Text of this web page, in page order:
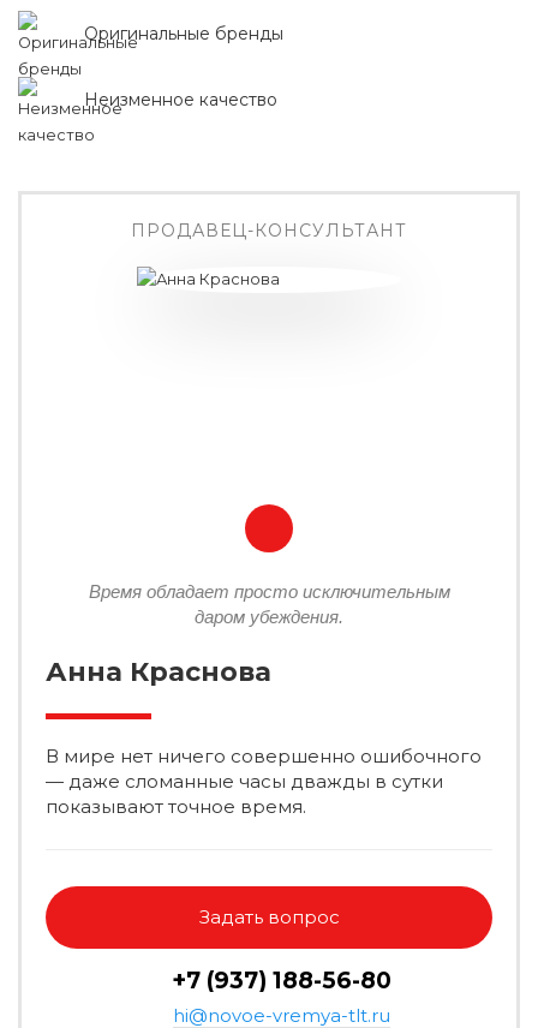
Оригинальные бренды
Неизменное качество
ПРОДАВЕЦ-КОНСУЛЬТАНТ
Время обладает просто исключительным
даром убеждения.
Анна Краснова
В мире нет ничего совершенно ошибочного
— даже сломанные часы дважды в сутки
показывают точное время.
Задать вопрос
+7 (937) 188-56-80
hi@novoe-vremya-tlt.ru